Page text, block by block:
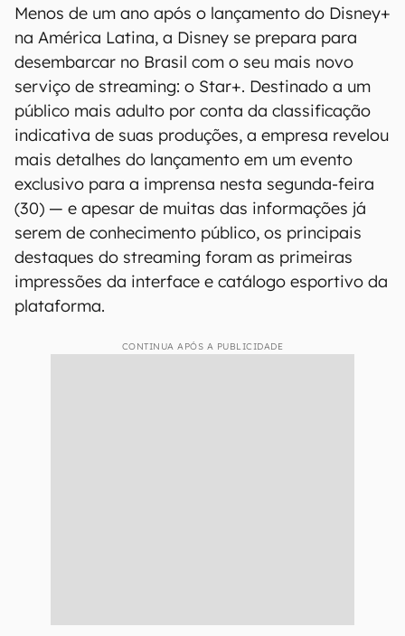
Menos de um ano após o lançamento do Disney+
na América Latina, a Disney se prepara para
desembarcar no Brasil com o seu mais novo
serviço de streaming: o Star+. Destinado a um
público mais adulto por conta da classificação
indicativa de suas produções, a empresa revelou
mais detalhes do lançamento em um evento
exclusivo para a imprensa nesta segunda-feira
(30) — e apesar de muitas das informações já
serem de conhecimento público, os principais
destaques do streaming foram as primeiras
impressões da interface e catálogo esportivo da
plataforma.
CONTINUA APÓS A PUBLICIDADE